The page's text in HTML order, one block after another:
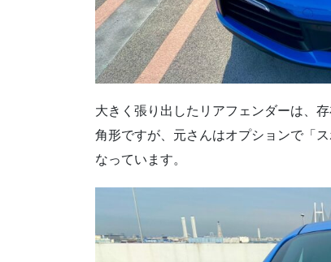
大きく張り出したリアフェンダーは、
角形ですが、元さんはオプションで「
なっています。